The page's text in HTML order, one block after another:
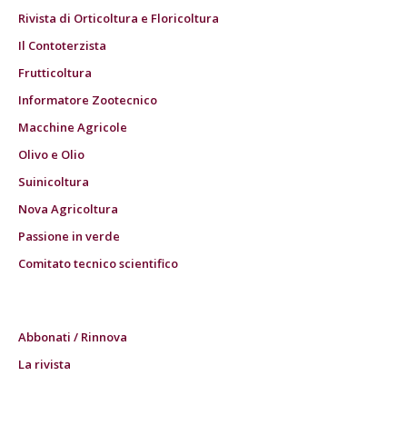
Rivista di Orticoltura e Floricoltura
Il Contoterzista
Frutticoltura
Informatore Zootecnico
Macchine Agricole
Olivo e Olio
Suinicoltura
Nova Agricoltura
Passione in verde
Comitato tecnico scientifico
Abbonati / Rinnova
La rivista